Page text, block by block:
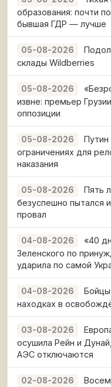
образования: почти
бывшая ГДР — лучше
05-08-2026
склады Wildberries
05-08-2026
извне: премьер
оппозиции
05-08-2026
Путин
ограничениях для
наказания
05-08-2026
Пять
безуспешно пытался
провал
04-08-2026
«40
Зеленского по
ударила по самой
04-08-2026
Бойцы
находках в
03-08-2026
осушила Рейн и
АЭС отключаются
02-08-2026